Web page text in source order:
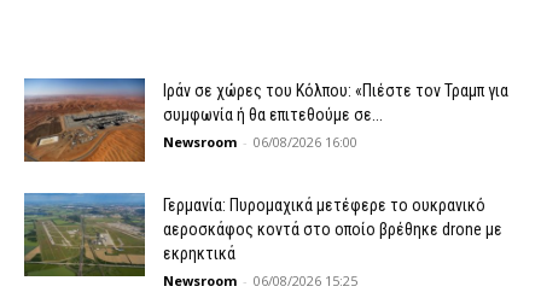
Ιράν σε χώρες του Κόλπου: «Πιέστε τον Τραμπ για
συμφωνία ή θα επιτεθούμε σε...
Newsroom - 06/08/2026 16:00
Γερμανία: Πυρομαχικά μετέφερε το ουκρανικό
αεροσκάφος κοντά στο οποίο βρέθηκε drone με
εκρηκτικά
Newsroom - 06/08/2026 15:25